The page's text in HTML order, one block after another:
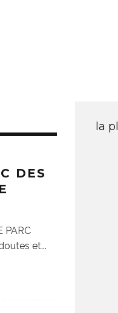
DES
PARC
et...
la